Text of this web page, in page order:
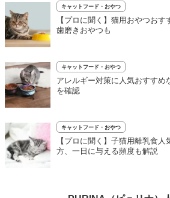
キャットフード・おやつ
【プロに聞く】猫用おやつお
歯磨きおやつも
キャットフード・おやつ
アレルギー対策に人気おすすめ
を確認
キャットフード・おやつ
【プロに聞く】子猫用離乳食
方、一日に与える頻度も解説